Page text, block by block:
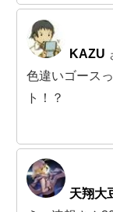
KAZU
色違いゴース
ト！？
天翔大